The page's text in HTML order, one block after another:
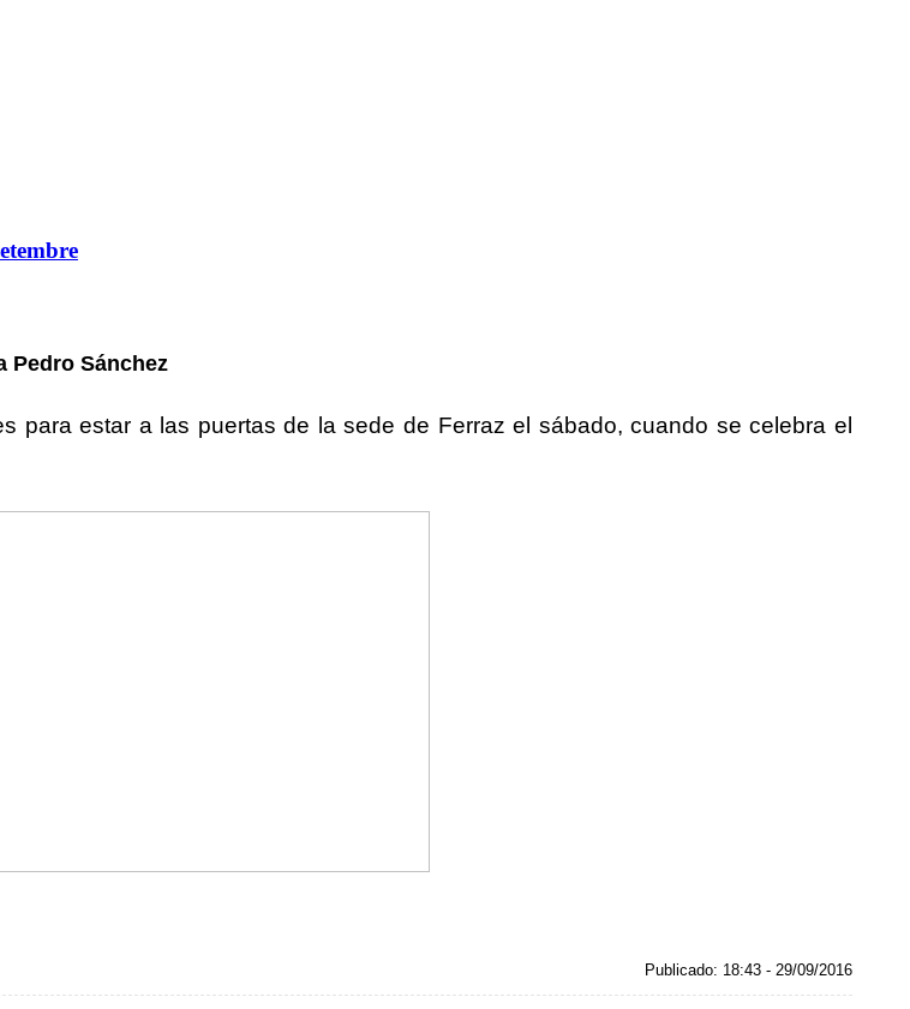
Pedro Sánchez
para estar a las puertas de la sede de Ferraz el sábado, cuando se celebra el
Publicado: 18:43 - 29/09/2016